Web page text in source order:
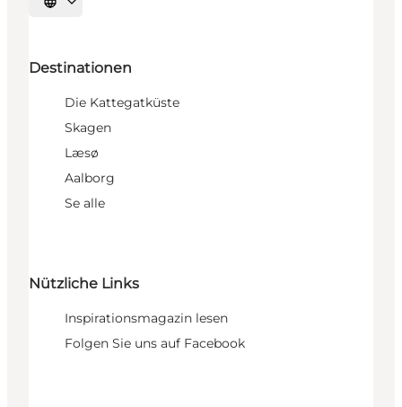
Sprache auswählen
Destinationen
Die Kattegatküste
Skagen
Læsø
Aalborg
Se alle
Nützliche Links
Inspirationsmagazin lesen
Folgen Sie uns auf Facebook